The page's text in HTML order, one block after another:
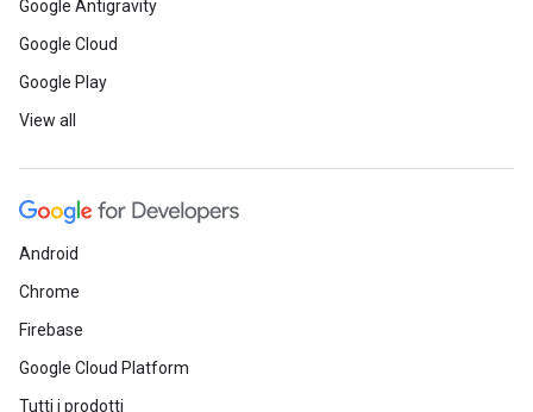
Google Antigravity
Google Cloud
Google Play
View all
Android
Chrome
Firebase
Google Cloud Platform
Tutti i prodotti